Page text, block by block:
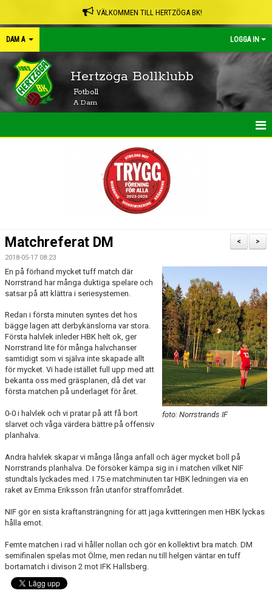
VÄLKOMMEN TILL HERTZÖGA BK!
DAM A LOGGA IN
Hertzöga Bollklubb
Fotboll
A Dam
TRUPPEN
BILDGALLERI
KONTAKT
HISTORIA
>
<
Matchreferat DM
2018-05-17 08:23
foto: Norrstrands IF
En på förhand mycket tuff match där
Norrstrand har många duktiga spelare och
satsar på att klättra i seriesystemen.
Redan i första minuten syntes det hos
bägge lagen att derbykänslorna var stora.
Första halvlek inleder HBK helt ok, ger
Norrstrand lite för många halvchanser
samtidigt som vi själva inte skapade allt
för mycket. Vi hade istället full upp med att
bekanta oss med gräsplanen, då det var
första matchen på underlaget för året.
0-0 i halvlek och vi pratar på att få bort
slarvet och våga värdera bättre på offensiv
planhalva.
Andra halvlek skapar vi många långa anfall och äger mycket boll på
Norrstrands planhalva. De försöker kämpa sig in i matchen vilket NIF
stundtals lyckades med. I 75:e matchminuten tar HBK ledningen via en
raket av Emma Eriksson från utanför straffområdet.
NIF gör en sista kraftansträngning för att jaga kvitteringen men HBK lyckas
hålla emot.
Femte matchen i rad vi håller nollan och gör en kollektivt bra match. DM
semifinalen spelas mot Ölme, men redan nu till helgen väntar en tuff
bortamatch i divison 2 mot IFK Hallsberg.